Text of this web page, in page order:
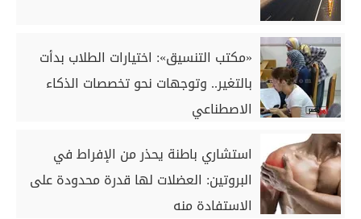
«مكتب التنسيق»: اختيارات الطلاب بدأت
بالتغير.. وتوجهات نحو تخصصات الذكاء
الاصطناعي
استشاري باطنة يحذر من الإفراط في
البروتين: العضلات لها قدرة محدودة على
الاستفادة منه